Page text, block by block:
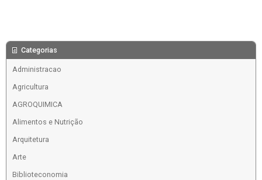
Categorias
Administracao
Agricultura
AGROQUIMICA
Alimentos e Nutrição
Arquitetura
Arte
Biblioteconomia